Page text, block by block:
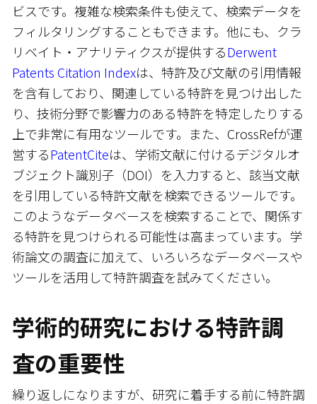
ビスです。複雑な検索条件も使えて、検索データを
フィルタリングすることもできます。他にも、クラ
リベイト・アナリティクスが提供するDerwent
Patents Citation Indexは、特許及び文献の引用情報
を含有しており、関連している特許を見つけ出した
り、技術分野で影響力のある特許を特定したりする
上で非常に有用なツールです。また、CrossRefが運
営するPatentCiteは、学術文献に付けるデジタルオ
ブジェクト識別子（DOI）を入力すると、該当文献
を引用している特許文献を検索できるツールです。
このようなデータベースを検索することで、関係す
る特許を見つけられる可能性は高まっています。学
術論文の調査に加えて、いろいろなデータベースや
ツールを活用して特許調査を試みてください。
学術的研究における特許調
査の重要性
繰り返しになりますが、研究に着手する前に特許調